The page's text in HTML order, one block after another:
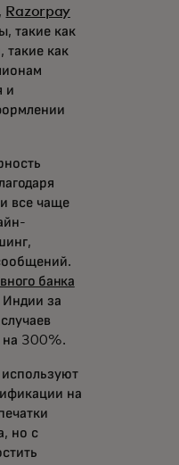
in a new tab
, Razorpayopens in a new
такие как
такие как
и
все чаще
банка
in a new tab
Индии за
на 300%.
на
но с